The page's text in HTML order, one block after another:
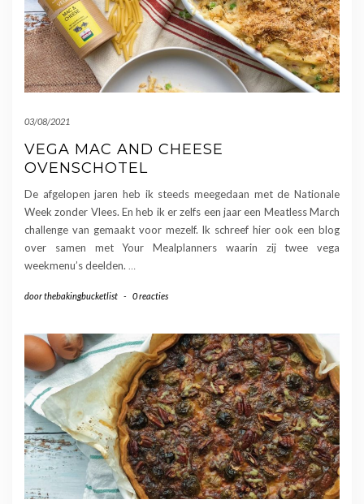
03/08/2021
VEGA MAC AND CHEESE
OVENSCHOTEL
De afgelopen jaren heb ik steeds meegedaan met de Nationale
Week zonder Vlees. En heb ik er zelfs een jaar een Meatless March
challenge van gemaakt voor mezelf. Ik schreef hier ook een blog
over samen met Your Mealplanners waarin zij twee vega
weekmenu’s deelden. …
doorthebakingbucketlist - 0 reacties